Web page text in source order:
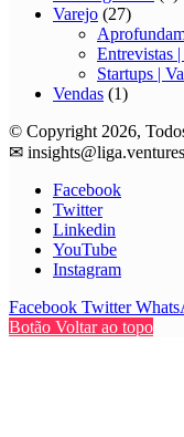
Varejo (27)
Entrevistas
Startups |
Vendas (1)
© Copyright 2026,
✉ insights@liga.ventures
Facebook
Twitter
Linkedin
YouTube
Instagram
Facebook Twitter
Botão Voltar ao topo